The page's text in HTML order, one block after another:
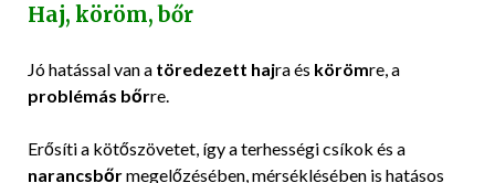
Haj, köröm, bőr
Jó hatással van a töredezett hajra és körömre, a
problémás bőrre.
Erősíti a kötőszövetet, így a terhességi csíkok és a
narancsbőrmegelőzésében, mérséklésében is hatásos